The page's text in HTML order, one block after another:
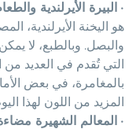
• البيرة الأيرلندية
هو اليخنة الأيرلندية،
والبصل. وبالطبع، لا
التي تُقدم في العديد من
بالمغامرة، في بعض
المزيد من اللون لهذا
• المعالم الشهيرة